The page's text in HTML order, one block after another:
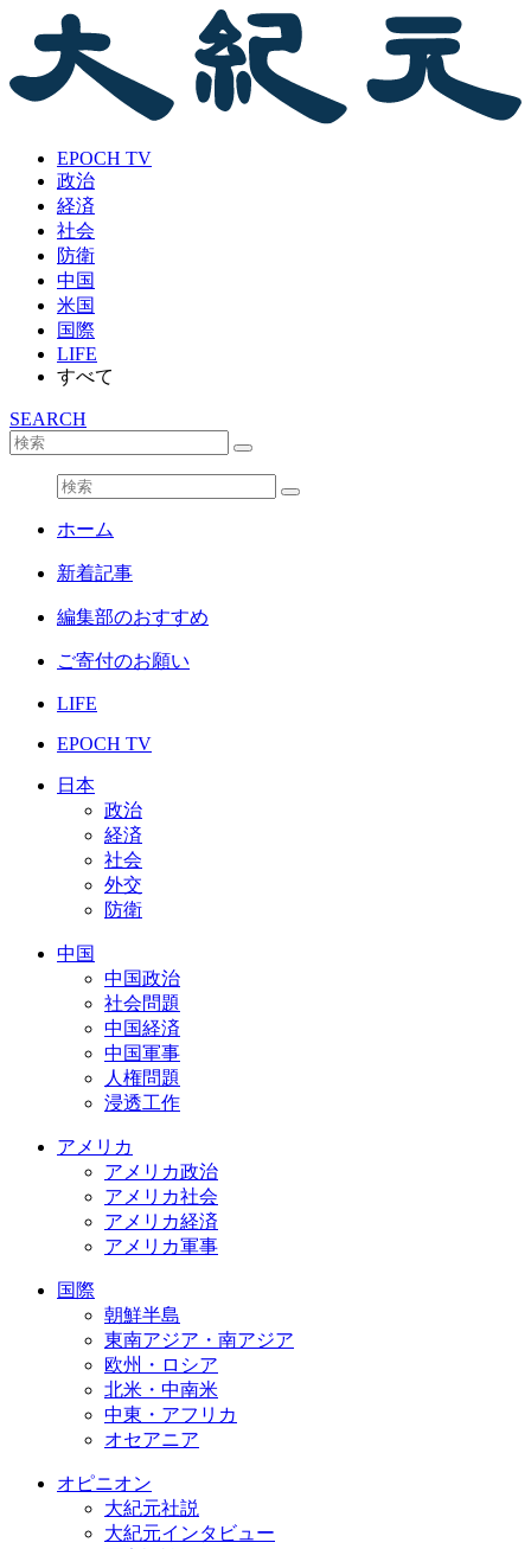
EPOCH TV
政治
経済
社会
防衛
中国
米国
国際
LIFE
すべて
SEARCH
ホーム
新着記事
編集部のおすすめ
ご寄付のお願い
LIFE
EPOCH TV
日本
政治
経済
社会
外交
防衛
中国
中国政治
社会問題
中国経済
中国軍事
人権問題
浸透工作
アメリカ
アメリカ政治
アメリカ社会
アメリカ経済
アメリカ軍事
国際
朝鮮半島
東南アジア・南アジア
欧州・ロシア
北米・中南米
中東・アフリカ
オセアニア
オピニオン
大紀元社説
大紀元インタビュー